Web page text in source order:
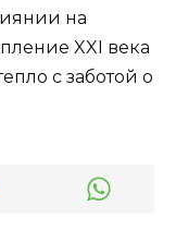
на
XXI века
с заботой о